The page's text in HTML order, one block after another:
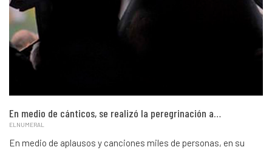
En medio de cánticos, se realizó la peregrinación a…
ELNUMERAL
En medio de aplausos y canciones miles de personas, en su